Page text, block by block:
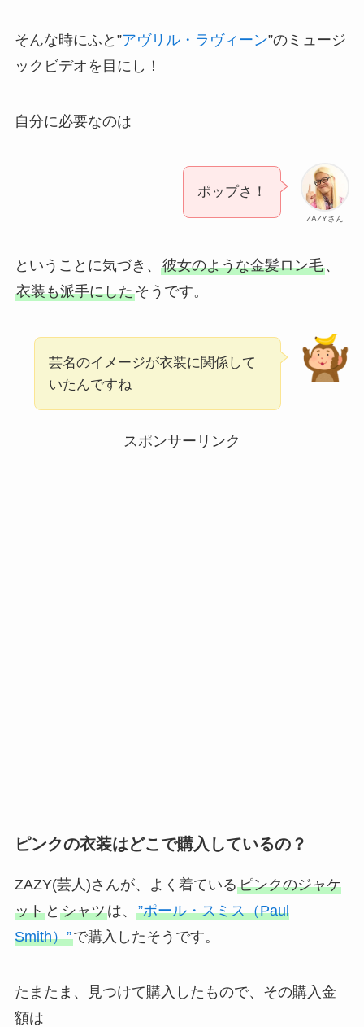
そんな時にふと”アヴリル・ラヴィーン”のミュージ
ックビデオを目にし！
自分に必要なのは
ZAZYさん
ポップさ！
ということに気づき、 彼女のような金髪ロン毛、
衣装も派手にしたそうです。
芸名のイメージが衣装に関係して
いたんですね
スポンサーリンク
ピンクの衣装はどこで購入しているの？
ZAZY(芸人)さんが、よく着ているピンクのジャケ
ットと シャツは、 ”ポール・スミス（Paul
Smith）”で購入したそうです。
たまたま、見つけて購入したもので、その購入金
額は